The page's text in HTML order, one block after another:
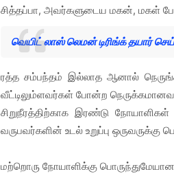
சித்தப்பா, அவர்களுடைய மகன், மகள்
வெயிட் லாஸ் லெமன் டிரிங்க் தயார்
ரத்த சம்பந்தம் இல்லாத ஆனால்
வீட்டிலும்ளவர்கள் போன்ற
சிறுநீரத்திற்காக இரண்டு
வருபவர்களின் உடல் உறுப்பு ஒருவருக்கு
மற்றொரு நோயாளிக்கு